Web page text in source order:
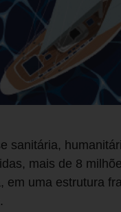
sanitária,
mais de 8
em uma estrutura